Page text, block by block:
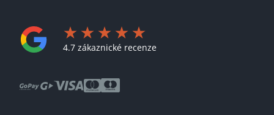
4.7 zákaznické recenze